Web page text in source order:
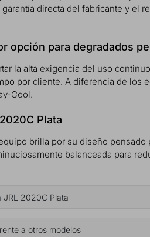
directa del fabricante y el
opción para degradados
la alta exigencia del uso
por cliente. A diferencia de los
Cool.
Plata
brilla por su diseño
balanceada para
JRL 2020C Plata
a otros modelos